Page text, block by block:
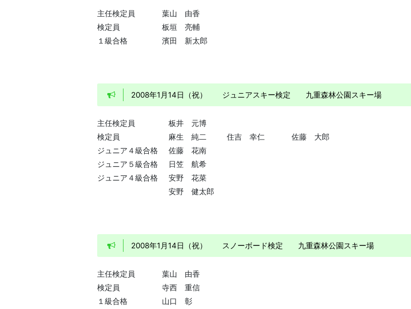
主任検定員
葉山 由香
検定員
板垣 亮輔
１級合格
濱田 新太郎
2008年1月14日（祝） ジュニアスキー検定 九重森林公園スキー場
主任検定員
板井 元博
検定員
麻生 純二 住吉 幸仁
佐藤 大郎
ジュニア４級合格
佐藤 花南
ジュニア５級合格
日笠 航希
ジュニア４級合格
安野 花菜
安野 健太郎
2008年1月14日（祝） スノーボード検定 九重森林公園スキー場
主任検定員
葉山 由香
検定員
寺西 重信
１級合格
山口 彰